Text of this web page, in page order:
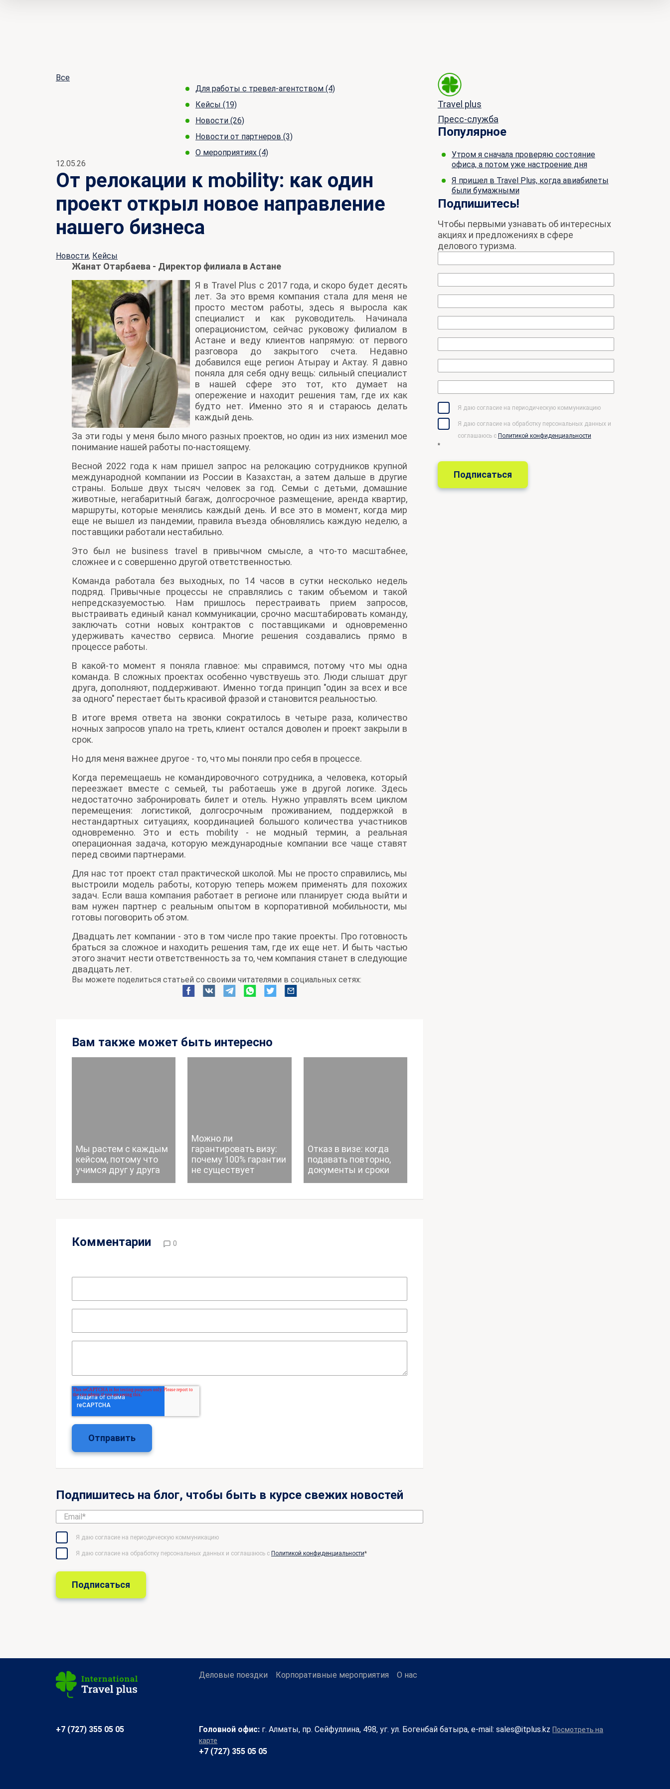
Все
Для работы с тревел-агентством (4)
Кейсы (19)
Новости (26)
Новости от партнеров (3)
О мероприятиях (4)
12.05.26
От релокации к mobility: как один
проект открыл новое направление
нашего бизнеса
Новости, Кейсы
Жанат Отарбаева - Директор филиала в Астане
Я в Travel Plus с 2017 года, и скоро будет десять
лет. За это время компания стала для меня не
просто местом работы, здесь я выросла как
специалист и как руководитель. Начинала
операционистом, сейчас руковожу филиалом в
Астане и веду клиентов напрямую: от первого
разговора до закрытого счета. Недавно
добавился еще регион Атырау и Актау. Я давно
поняла для себя одну вещь: сильный специалист
в нашей сфере это тот, кто думает на
опережение и находит решения там, где их как
будто нет. Именно это я и стараюсь делать
каждый день.
За эти годы у меня было много разных проектов, но один из них изменил мое
понимание нашей работы по-настоящему.
Весной 2022 года к нам пришел запрос на релокацию сотрудников крупной
международной компании из России в Казахстан, а затем дальше в другие
страны. Больше двух тысяч человек за год. Семьи с детьми, домашние
животные, негабаритный багаж, долгосрочное размещение, аренда квартир,
маршруты, которые менялись каждый день. И все это в момент, когда мир
еще не вышел из пандемии, правила въезда обновлялись каждую неделю, а
поставщики работали нестабильно.
Это был не business travel в привычном смысле, а что-то масштабнее,
сложнее и с совершенно другой ответственностью.
Команда работала без выходных, по 14 часов в сутки несколько недель
подряд. Привычные процессы не справлялись с таким объемом и такой
непредсказуемостью. Нам пришлось перестраивать прием запросов,
выстраивать единый канал коммуникации, срочно масштабировать команду,
заключать сотни новых контрактов с поставщиками и одновременно
удерживать качество сервиса. Многие решения создавались прямо в
процессе работы.
В какой-то момент я поняла главное: мы справимся, потому что мы одна
команда. В сложных проектах особенно чувствуешь это. Люди слышат друг
друга, дополняют, поддерживают. Именно тогда принцип "один за всех и все
за одного" перестает быть красивой фразой и становится реальностью.
В итоге время ответа на звонки сократилось в четыре раза, количество
ночных запросов упало на треть, клиент остался доволен и проект закрыли в
срок.
Но для меня важнее другое - то, что мы поняли про себя в процессе.
Когда перемещаешь не командировочного сотрудника, а человека, который
переезжает вместе с семьей, ты работаешь уже в другой логике. Здесь
недостаточно забронировать билет и отель. Нужно управлять всем циклом
перемещения: логистикой, долгосрочным проживанием, поддержкой в
нестандартных ситуациях, координацией большого количества участников
одновременно. Это и есть mobility - не модный термин, а реальная
операционная задача, которую международные компании все чаще ставят
перед своими партнерами.
Для нас тот проект стал практической школой. Мы не просто справились, мы
выстроили модель работы, которую теперь можем применять для похожих
задач. Если ваша компания работает в регионе или планирует сюда выйти и
вам нужен партнер с реальным опытом в корпоративной мобильности, мы
готовы поговорить об этом.
Двадцать лет компании - это в том числе про такие проекты. Про готовность
браться за сложное и находить решения там, где их еще нет. И быть частью
этого значит нести ответственность за то, чем компания станет в следующие
двадцать лет.
Вы можете поделиться статьей со своими читателями в социальных сетях:
Вам также может быть интересно
Мы растем с каждым
кейсом, потому что
учимся друг у друга
Можно ли
гарантировать визу:
почему 100% гарантии
не существует
Отказ в визе: когда
подавать повторно,
документы и сроки
Комментарии 0
Подпишитесь на блог, чтобы быть в курсе свежих новостей
Я даю согласие на периодическую коммуникацию
Я даю согласие на обработку персональных данных и соглашаюсь c Политикой конфиденциальности*
Travel plus
Пресс-служба
Популярное
Утром я сначала проверяю состояние
офиса, а потом уже настроение дня
Я пришел в Travel Plus, когда авиабилеты
были бумажными
Подпишитесь!
Чтобы первыми узнавать об интересных
акциях и предложениях в сфере
делового туризма.
Я даю согласие на периодическую коммуникацию
Я даю согласие на обработку персональных данных и
соглашаюсь c Политикой конфиденциальности
*
Деловые поездки Корпоративные мероприятия О нас
+7 (727) 355 05 05 Головной офис: г. Алматы, пр. Сейфуллина, 498, уг. ул. Богенбай батыра, e-mail: sales@itplus.kzПосмотреть на
карте
+7 (727) 355 05 05